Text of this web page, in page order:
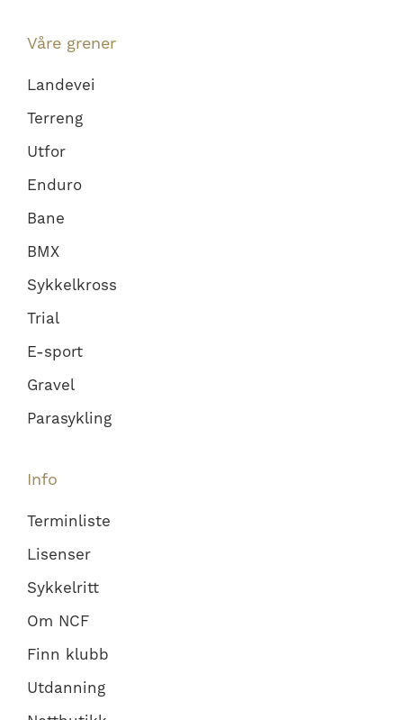
Våre grener
Landevei
Terreng
Utfor
Enduro
Bane
BMX
Sykkelkross
Trial
E-sport
Gravel
Parasykling
Info
Terminliste
Lisenser
Sykkelritt
Om NCF
Finn klubb
Utdanning